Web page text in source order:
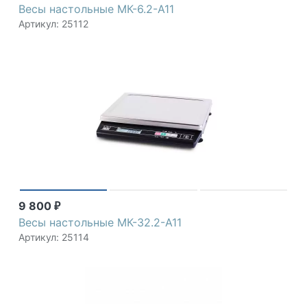
Весы настольные МК-6.2-А11
Артикул: 25112
9 800 ₽
Весы настольные МК-32.2-А11
Артикул: 25114